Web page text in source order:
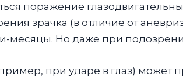
поражение
зрачка (в отличие от
месяцы. Но даже при
при ударе в глаз)